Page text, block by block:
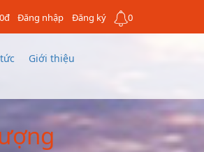
Đăng nhập Đăng ký 0
Giới thiệu